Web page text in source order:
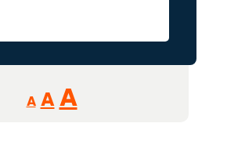
A
Reducir
tamaño
A Restablecer
AAumentar